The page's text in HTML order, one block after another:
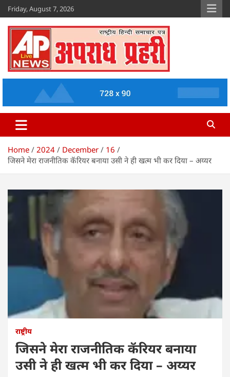
Skip
to
content
Friday, August 7, 2026
Apradh Prahari
www.apradhprahari.in
Home 2024 December
16
जिसने मेरा राजनीतिक कॅरियर बनाया उसी ने ही खत्म भी कर दिया – अय्यर
राष्ट्रीय
जिसने मेरा राजनीतिक कॅरियर बनाया
उसी ने ही खत्म भी कर दिया – अय्यर